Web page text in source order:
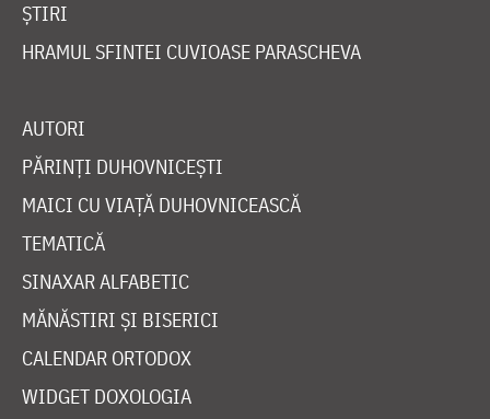
ȘTIRI
HRAMUL SFINTEI CUVIOASE PARASCHEVA
AUTORI
PĂRINȚI DUHOVNICEȘTI
MAICI CU VIAȚĂ DUHOVNICEASCĂ
TEMATICĂ
SINAXAR ALFABETIC
MĂNĂSTIRI ȘI BISERICI
CALENDAR ORTODOX
WIDGET DOXOLOGIA